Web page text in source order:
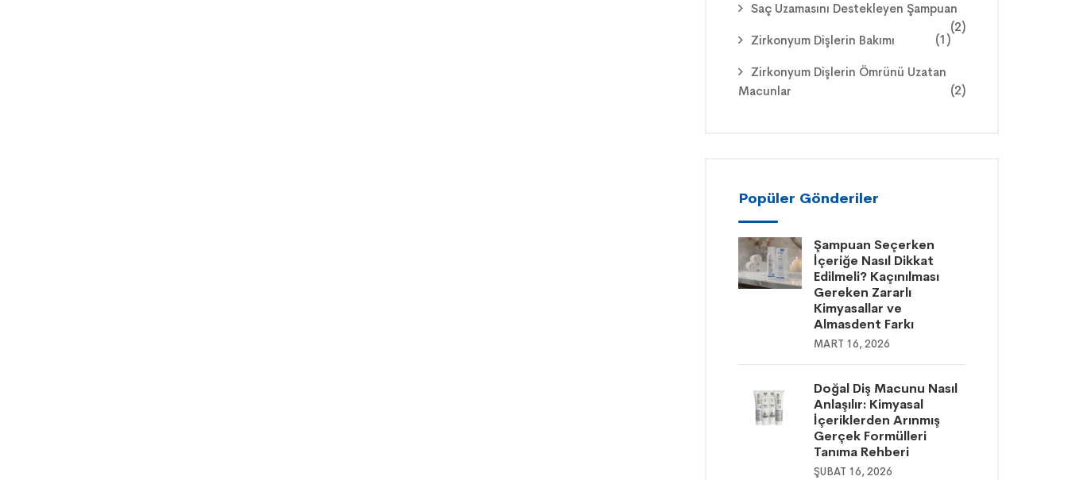
Saç Uzamasını Destekleyen Şampuan
(2)
Zirkonyum Dişlerin Bakımı
(1)
Zirkonyum Dişlerin Ömrünü Uzatan
Macunlar
(2)
Popüler Gönderiler
Şampuan Seçerken
İçeriğe Nasıl Dikkat
Edilmeli? Kaçınılması
Gereken Zararlı
Kimyasallar ve
Almasdent Farkı
MART 16, 2026
Doğal Diş Macunu Nasıl
Anlaşılır: Kimyasal
İçeriklerden Arınmış
Gerçek Formülleri
Tanıma Rehberi
ŞUBAT 16, 2026